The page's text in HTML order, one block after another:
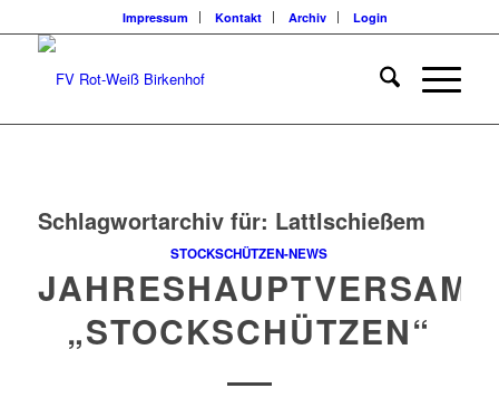
Impressum Kontakt Archiv Login
Schlagwortarchiv für: Lattlschießem
STOCKSCHÜTZEN-NEWS
„STOCKSCHÜTZEN“